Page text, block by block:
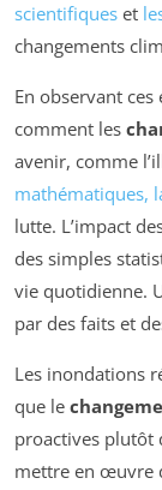
scientifiques et
changements
En observant
comment les
avenir, comme
mathématiques,
lutte. L’impact
des simples
vie quotidienne.
par des faits et
Les inondations
que le
proactives plutôt
mettre en œuvre